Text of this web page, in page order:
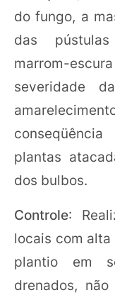
do fungo, a
das
marrom-
severidade
plantas
dos bulbos.
Controle:
locais com
plantio em
drenados,